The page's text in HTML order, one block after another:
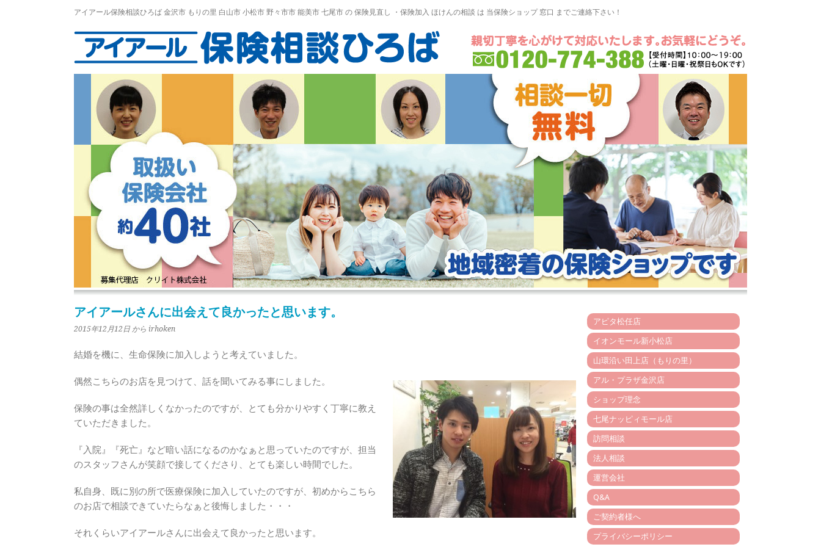
アイアール保険相談ひろば 金沢市 もりの里 白山市 小松市 野々市市 能美市 七尾市 の 保険見直し ・保険加入 ほけんの相談 は 当保険ショップ 窓口 までご連絡下さい！
アイアールさんに出会えて良かったと思います。
2015年12月12日 から irhoken
結婚を機に、生命保険に加入しようと考えていました。
偶然こちらのお店を見つけて、話を聞いてみる事にしました。
保険の事は全然詳しくなかったのですが、とても分かりやすく丁寧に教え
ていただきました。
『入院』『死亡』など暗い話になるのかなぁと思っていたのですが、担当
のスタッフさんが笑顔で接してくださり、とても楽しい時間でした。
私自身、既に別の所で医療保険に加入していたのですが、初めからこちら
のお店で相談できていたらなぁと後悔しました・・・
それくらいアイアールさんに出会えて良かったと思います。
アピタ松任店
イオンモール新小松店
山環沿い田上店（もりの里）
アル・プラザ金沢店
ショップ理念
七尾ナッピィモール店
訪問相談
法人相談
運営会社
Q&A
ご契約者様へ
プライバシーポリシー